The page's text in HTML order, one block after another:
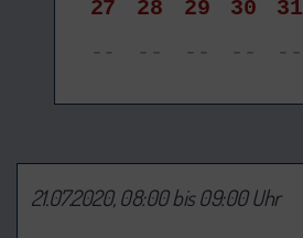
27
28 29 30 31
--
-- -- -- --
21.07.2020, 08:00 bis 09:00 Uhr